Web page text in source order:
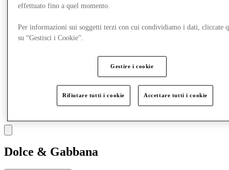
Dolce & Gabbana
effettuato fino a quel momento.
Per informazioni sui soggetti terzi con cui condividiamo i dati, cliccate
su “Gestisci i Cookie”.
Gestire i cookie
Rifiutare tutti i cookie Accettare tutti i cookie